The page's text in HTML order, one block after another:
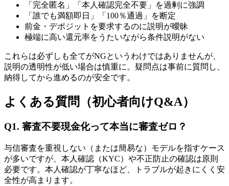
「完全匿名」「本人確認完全不要」を過剰に強調
「誰でも満額即日」「100％通過」を断定
前金・デポジットを要求するのに説明が曖昧
極端に高い還元率をうたいながら条件説明がない
これらは必ずしも全てがNGというわけではありませんが、
説明の透明性が低い場合は慎重に。疑問点は事前に質問し、
納得してから進めるのが安全です。
よくある質問（初心者向けQ&A）
Q1. 審査不要現金化って本当に審査ゼロ？
与信審査を重視しない（または簡易な）モデルを指すケース
が多いですが、本人確認（KYC）や不正防止の確認は原則
必要です。本人確認が丁寧なほど、トラブルが起きにくく安
全性が高まります。